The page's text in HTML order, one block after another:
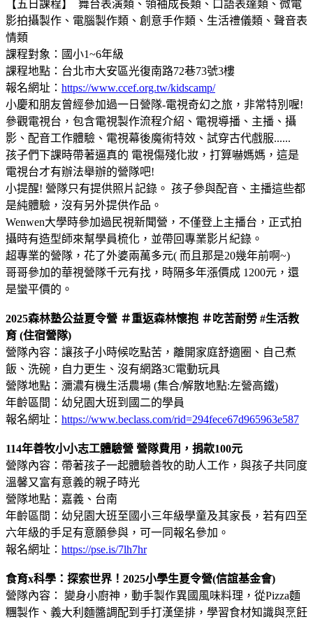
【五日課程】 舞台表演類、領袖成長類、口語表達類、微電
影拍攝製作、電腦製作類、創意手作類、生活禮儀類、聲音表
情類
課程對象：國小1~6年級
課程地點：台北市大安區光復南路72巷73號3樓
報名網址： https://www.ccef.org.tw/kidscamp/
小慶和朋友曾經參加過一日營隊-電視奇幻之旅，非常特別喔!
參觀電視台，包含電視製作流程介紹、電視導播、主播、攝
影、配音工作體驗、電視幕後魔術特效、試穿古代戲服......
孩子們下課時帶著逼真的 電視傷殘化妝，打算嚇媽媽，這是
電視台才有辦法舉辦的營隊吧!
小提醒! 營隊只有提供照片記錄。 孩子參與配音、主播這些都
是純體驗，沒有另外提供作品。
Wenwen大學時參加過民視新聞營，不僅登上主播台，正式拍
攝時有造型師來幫學員梳化，並帶回專業影片紀錄。
超專業的營隊，花了外婆兩萬多元( 而且那是20幾年前啊~)
哥哥參加的華視營隊千元有找，時隔多年漲價成 1200元，還
是蠻平價的。
2025森林塾公益夏令營 ＃重返森林懷抱 ＃吃苦耐勞 #生活教
育 (住宿營隊)
營隊內容：讓孩子小時候吃點苦，離開家庭舒適圈、自己煮
飯、洗碗，自力更生、沒有網路3C電動玩具
營隊地點：瀰濃有機生活農場 (集合/解散地點:左營高鐵)
年齡區間：幼兒園大班到國二的學員
報名網址： https://www.beclass.com/rid=294fece67d965963e587
114年善牧小小志工體驗營 營隊費用，捐款100元
營隊內容：帶著孩子一起體驗善牧的助人工作，與孩子共同度
溫馨又富有意義的親子時光
營隊地點：嘉義、台南
年齡區間：幼兒園大班至國小三年級學童及其家長，若有四至
六年級的手足有意願參與，可一同報名參加。
報名網址： https://pse.is/7lh7hr
食育x科學：探索世界！2025小學生夏令營(信誼基金會)
營隊內容： 變身小廚神，動手製作異國風味料理，從Pizza麵
糰製作、義大利麵醬調配到手打漢堡排，學習食材知識與烹飪